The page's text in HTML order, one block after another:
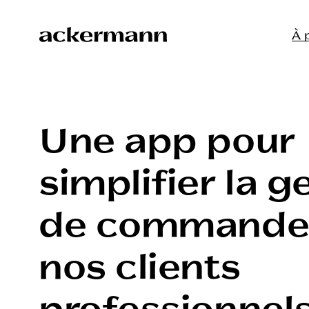
À
Les
Notre
Notre
Pâtisserie
Espace
Épicerie
Une app pour
simplifier la
de
nos clients